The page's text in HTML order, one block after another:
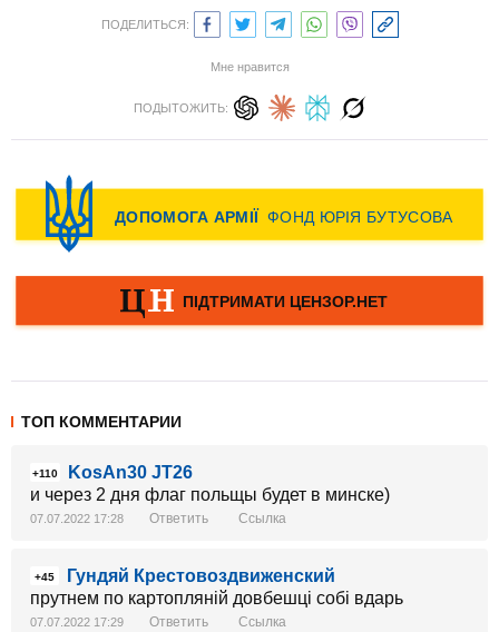
ПОДЕЛИТЬСЯ:
Мне нравится
ПОДЫТОЖИТЬ:
ТОП КОММЕНТАРИИ
+110
KosAn30 JT26
и через 2 дня флаг польщы будет в минске)
07.07.2022 17:28 Ответить Ссылка
+45
Гундяй Крестовоздвиженский
прутнем по картопляній довбешці собі вдарь
07.07.2022 17:29 Ответить Ссылка